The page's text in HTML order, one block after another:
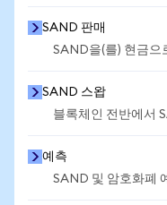
SAND 판매
SAND을(를) 현금으
SAND 스왑
블록체인 전반에서
예측
SAND 및 암호화폐